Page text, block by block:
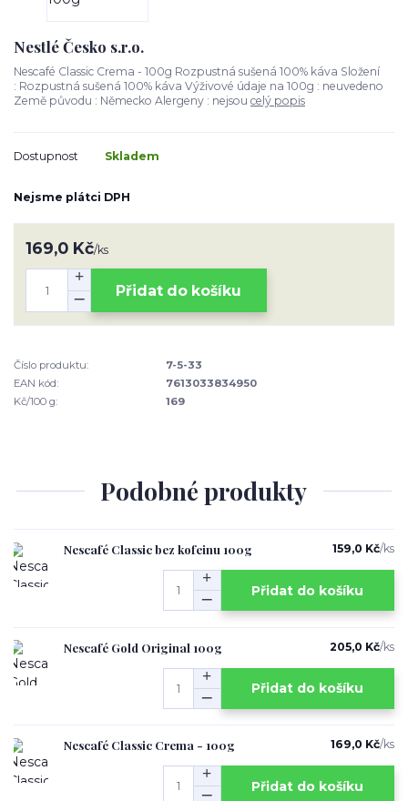
Nestlé Česko s.r.o.
Nescafé Classic Crema - 100g Rozpustná sušená 100% káva Složení
: Rozpustná sušená 100% káva Výživové údaje na 100g : neuvedeno
Země původu : Německo Alergeny : nejsou celý popis
Dostupnost Skladem
Nejsme plátci DPH
169,0 Kč/ks
Přidat do košíku
Číslo produktu:
7-5-33
EAN kód:
7613033834950
Kč/100 g:
169
Podobné produkty
Nescafé Classic bez kofeinu 100g 159,0 Kč/ks
Přidat do košíku
Nescafé Gold Original 100g 205,0 Kč/ks
Přidat do košíku
Nescafé Classic Crema - 100g 169,0 Kč/ks
Přidat do košíku